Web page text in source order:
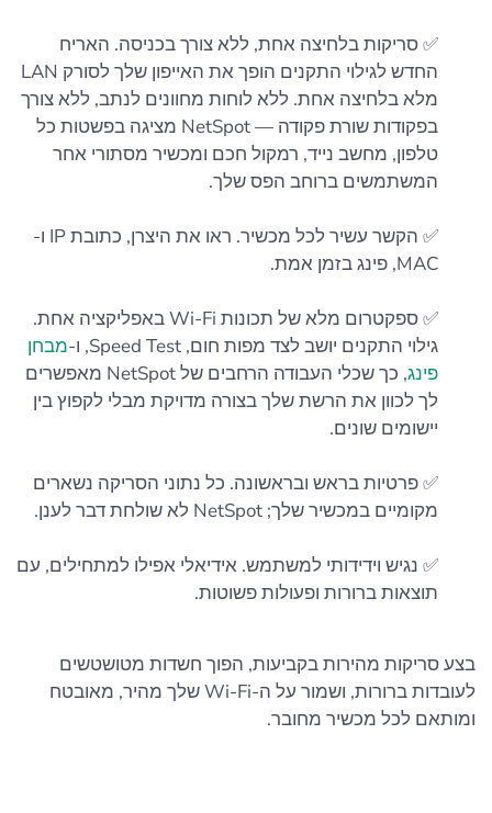
✅ סריקות בלחיצה אחת, ללא צורך בכניסה. האריח
החדש לגילוי התקנים הופך את האייפון שלך לסורק LAN
מלא בלחיצה אחת. ללא לוחות מחוונים לנתב, ללא צורך
בפקודות שורת פקודה — NetSpot מציגה בפשטות כל
טלפון, מחשב נייד, רמקול חכם ומכשיר מסתורי אחר
המשתמשים ברוחב הפס שלך.
✅ הקשר עשיר לכל מכשיר. ראו את היצרן, כתובת IP ו-
MAC, פינג בזמן אמת.
✅ ספקטרום מלא של תכונות Wi‑Fi באפליקציה אחת.
גילוי התקנים יושב לצד מפות חום, Speed Test, ו-
מבחן
פינג
, כך שכלי העבודה הרחבים של NetSpot מאפשרים
לך לכוון את הרשת שלך בצורה מדויקת מבלי לקפוץ בין
יישומים שונים.
✅ פרטיות בראש ובראשונה. כל נתוני הסריקה נשארים
מקומיים במכשיר שלך; NetSpot לא שולחת דבר לענן.
✅ נגיש וידידותי למשתמש. אידיאלי אפילו למתחילים, עם
תוצאות ברורות ופעולות פשוטות.
בצע סריקות מהירות בקביעות, הפוך חשדות מטושטשים
לעובדות ברורות, ושמור על ה-Wi‑Fi שלך מהיר, מאובטח
ומותאם לכל מכשיר מחובר.